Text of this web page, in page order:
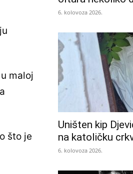
maloj
što je
6. kolovoza 2026.
Uništen kip
na katoličku
6. kolovoza 2026.